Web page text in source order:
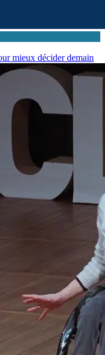
mieux décider demain